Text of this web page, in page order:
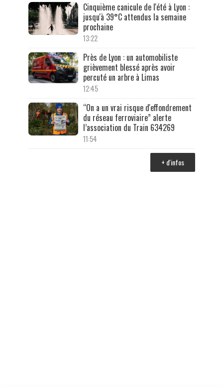
Cinquième canicule de l'été à Lyon :
jusqu'à 39°C attendus la semaine
prochaine
13:22
Près de Lyon : un automobiliste
grièvement blessé après avoir
percuté un arbre à Limas
12:45
“On a un vrai risque d'effondrement
du réseau ferroviaire” alerte
l’association du Train 634269
11:54
+ d'infos